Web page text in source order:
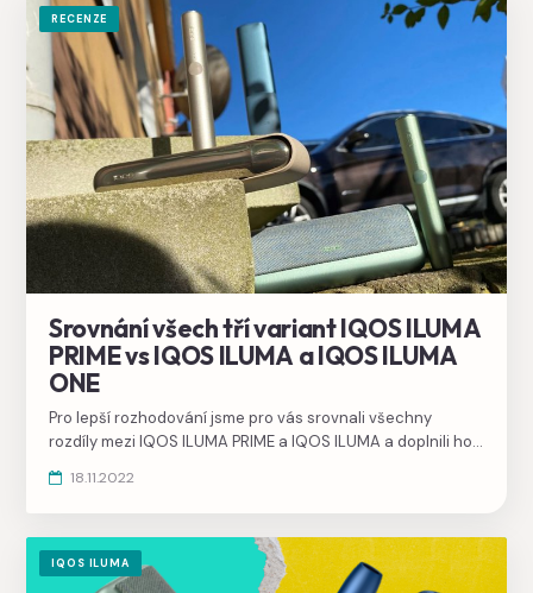
RECENZE
Srovnání všech tří variant IQOS ILUMA
PRIME vs IQOS ILUMA a IQOS ILUMA
ONE
Pro lepší rozhodování jsme pro vás srovnali všechny
rozdíly mezi IQOS ILUMA PRIME a IQOS ILUMA a doplnili ho
18.11.2022
IQOS ILUMA